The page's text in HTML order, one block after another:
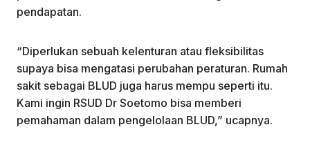
pendapatan.
“Diperlukan sebuah kelenturan atau fleksibilitas
supaya bisa mengatasi perubahan peraturan. Rumah
sakit sebagai BLUD juga harus mempu seperti itu.
Kami ingin RSUD Dr Soetomo bisa memberi
pemahaman dalam pengelolaan BLUD,” ucapnya.